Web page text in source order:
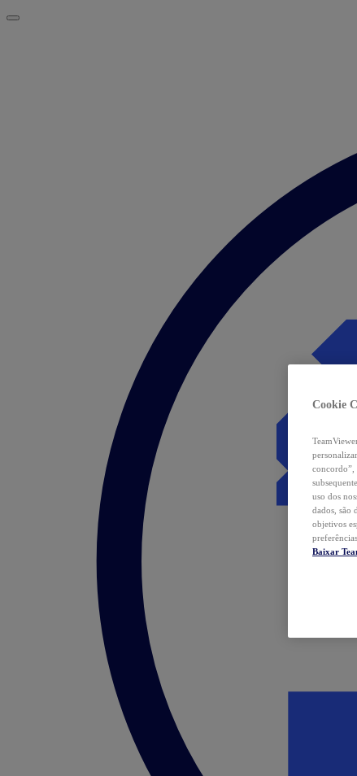
Cookie
concordo”,
uso dos
dados, são
objetivos
Baixar